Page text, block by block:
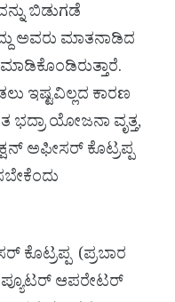
ಬಿಡುಗಡೆ
ಅವರು ಮಾತನಾಡಿದ
ಇಷ್ಟವಿಲ್ಲದ ಕಾರಣ
ಯೋಜನಾ ವೃತ್ತ,
ಅಫೀಸರ್ ಕೊಟ್ರಪ್ಪ
ಕೊಟ್ರಪ್ಪ (ಪ್ರಬಾರ
ಆಪರೇಟರ್